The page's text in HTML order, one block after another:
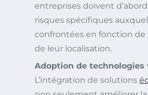
entreprises doivent
risques spécifiques
confrontées en fonction de
de leur localisation.
Adoption de technologies
L’intégration de solutions